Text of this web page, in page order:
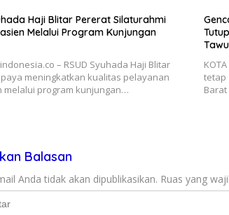
Haji Blitar Pererat Silaturahmi
Melalui Program Kunjungan
– RSUD Syuhada Haji Blitar
meningkatkan kualitas pelayanan
melalui program kunjungan…
tetap
Balasan
Anda tidak akan dipublikasikan. Ruas yang